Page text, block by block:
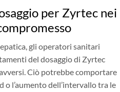
per Zyrtec nei
gli operatori sanitari
del dosaggio di Zyrtec
Ciò potrebbe comportare
o l’aumento dell’intervallo tra le